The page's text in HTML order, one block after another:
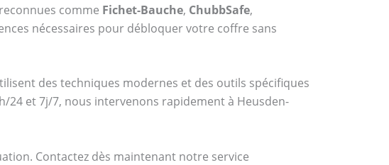
comme Fichet-Bauche, ChubbSafe,
nécessaires pour débloquer votre coffre sans
des techniques modernes et des outils spécifiques
24 et 7j/7, nous intervenons rapidement à Heusden-
Contactez dès maintenant notre service